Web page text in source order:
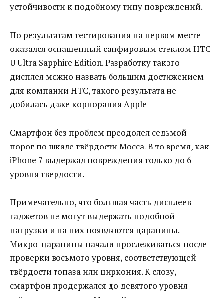
устойчивости к подобному типу повреждений.
По результатам тестирования на первом месте
оказался оснащенный сапфировым стеклом HTC
U Ultra Sapphire Edition. Разработку такого
дисплея можно назвать большим достижением
для компании HTC, такого результата не
добилась даже корпорация Apple
Смартфон без проблем преодолел седьмой
порог по шкале твёрдости Мосса. В то время, как
iPhone 7 выдержал повреждения только до 6
уровня твердости.
Примечательно, что большая часть дисплеев
гаджетов не могут выдержать подобной
нагрузки и на них появляются царапины.
Микро-царапины начали прослеживаться после
проверки восьмого уровня, соответствующей
твёрдости топаза или циркония. К слову,
смартфон продержался до девятого уровня